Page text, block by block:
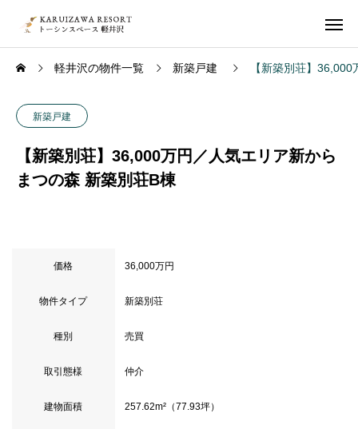
軽井沢の物件一覧 新築戸建 【新築別荘】
新築戸建
【新築別荘】36,000万円／人気エリア新から
まつの森 新築別荘B棟
価格 36,000万円
物件タイプ 新築別荘
種別 売買
取引態様 仲介
建物面積 257.62m²（77.93坪）